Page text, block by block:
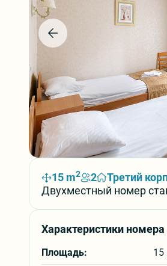
15 m2 2
Третий
Двухместный номер
Характеристики номера
Площадь: 15